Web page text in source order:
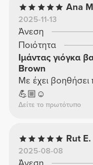
Ana
2025-11-13
Άνεση
Ποιότητα
Ιμάντας γιόγκα
Brown
Με έχει
💪🏼☺️
Δείτε το πρωτότυπο
Rut E.
2025-08-08